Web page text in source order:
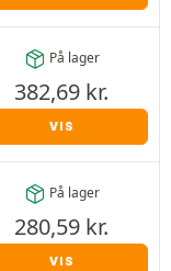
På lager
382,69 kr.
VIS
På lager
280,59 kr.
VIS